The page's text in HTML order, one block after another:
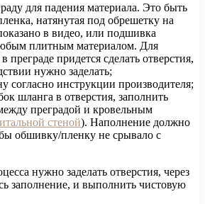
для падения материала. Это быть
натянутая под обрешетку на
в видео, или подшивка
плитным материалом. Для
преграде придется сделать отверстия,
нужно заделать;
согласно инструкции производителя;
шланга в отверстия, заполнить
преградой и кровельным
стеной). Наполнение должно
обшивку/пленку не срывало с
нужно заделать отверстия, через
заполнение, и выполнить чистовую